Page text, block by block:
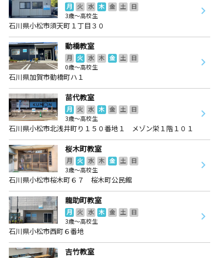
月 火 水 木 金 土
日
3歳～高校生
石川県小松市須天町１丁目３０
動橋教室
月 火 水 木 金 土
日
0歳～高校生
石川県加賀市動橋町ハ１
苗代教室
月 火 水 木 金 土
日
3歳～高校生
石川県小松市北浅井町り１５０番地１ メゾン栄１階１０１
桜木町教室
月 火 水 木 金 土
日
3歳～高校生
石川県小松市桜木町６７ 桜木町公民館
龍助町教室
月 火 水 木 金 土
日
3歳～高校生
石川県小松市西町６番地
吉竹教室